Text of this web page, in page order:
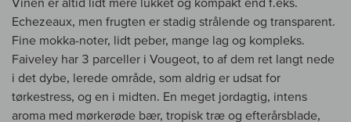
Echezeaux, men frugten er stadig strålende og transparent.
Fine mokka-noter, lidt peber, mange lag og kompleks.
Faiveley har 3 parceller i Vougeot, to af dem ret langt nede
i det dybe, lerede område, som aldrig er udsat for
tørkestress, og en i midten. En meget jordagtig, intens
aroma med mørkerøde bær, tropisk træ og efterårsblade,